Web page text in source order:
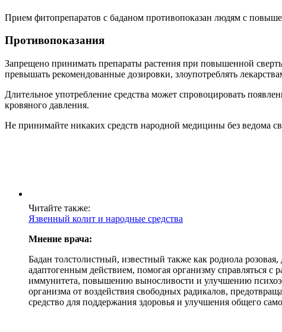
Прием фитопрепаратов с баданом противопоказан людям с
Противопоказания
Запрещено принимать препараты растения при повышенной
превышать рекомендованные дозировки, злоупотреблять
Длительное употребление средства может спровоцировать
кровяного давления.
Не принимайте никаких средств народной медицины без ведома
Читайте также:
Язвенный колит и народные средства
Мнение врача:
Бадан толстолистный, известный также как родиола
адаптогенным действием, помогая организму справляться
иммунитета, повышению выносливости и улучшению
организма от воздействия свободных радикалов,
средство для поддержания здоровья и улучшения общего